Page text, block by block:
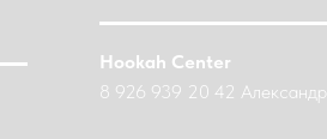
Hookah Center
8 926 939 20 42 Александр